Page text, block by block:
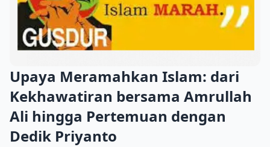
Upaya Meramahkan Islam: dari
Kekhawatiran bersama Amrullah
Ali hingga Pertemuan dengan
Dedik Priyanto